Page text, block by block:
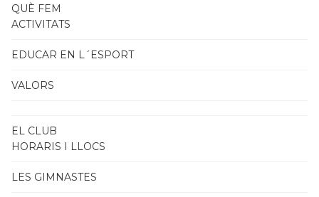
QUÈ FEM
ACTIVITATS
EDUCAR EN L´ESPORT
VALORS
EL CLUB
HORARIS I LLOCS
LES GIMNASTES